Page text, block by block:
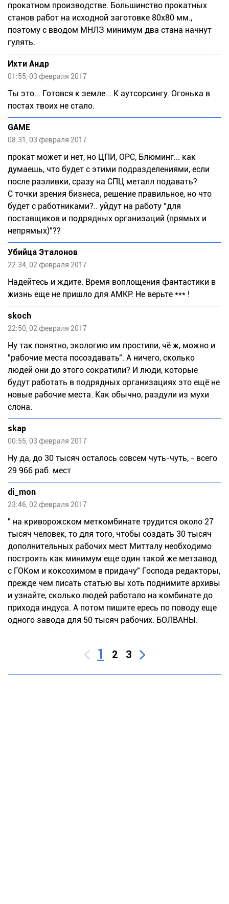
прокатном производстве. Большинство прокатных
станов работ на исходной заготовке 80х80 мм.,
поэтому с вводом МНЛЗ минимум два стана начнут
гулять.
Ихти Андр
01:55, 03 февраля 2017
Ты это... Готовся к земле... К аутсорсингу. Огонька в
постах твоих не стало.
GAME
08:31, 03 февраля 2017
прокат может и нет, но ЦПИ, ОРС, Блюминг... как
думаешь, что будет с этими подразделениями, если
после разливки, сразу на СПЦ металл подавать?
С точки зрения бизнеса, решение правильное, но что
будет с работниками?.. уйдут на работу "для
поставщиков и подрядных организаций (прямых и
непрямых)"??
Убийца Эталонов
22:34, 02 февраля 2017
Надейтесь и ждите. Время воплощения фантастики в
жизнь еще не пришло для АМКР. Не верьте *** !
skoch
22:50, 02 февраля 2017
Ну так понятно, экологию им простили, чё ж, можно и
"рабочие места посоздавать". А ничего, сколько
людей они до этого сократили? И люди, которые
будут работать в подрядных организациях это ещё не
новые рабочие места. Как обычно, раздули из мухи
слона.
skap
00:55, 03 февраля 2017
Ну да, до 30 тысяч осталось совсем чуть-чуть, - всего
29 966 раб. мест
di_mon
23:46, 02 февраля 2017
" на криворожском меткомбинате трудится около 27
тысяч человек, то для того, чтобы создать 30 тысяч
дополнительных рабочих мест Митталу необходимо
построить как минимум еще один такой же метзавод
с ГОКом и коксохимом в придачу" Господа редакторы,
прежде чем писать статью вы хоть поднимите архивы
и узнайте, сколько людей работало на комбинате до
прихода индуса. А потом пишите ересь по поводу еще
одного завода для 50 тысяч рабочих. БОЛВАНЫ.
1 2 3